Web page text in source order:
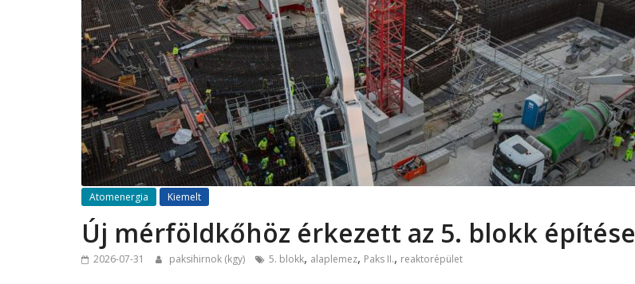
Atomenergia Kiemelt
Új mérföldkőhöz érkezett az 5. blokk építése
2026-07-31 paksihirnok (kgy) 5. blokk, alaplemez, Paks II., reaktorépület